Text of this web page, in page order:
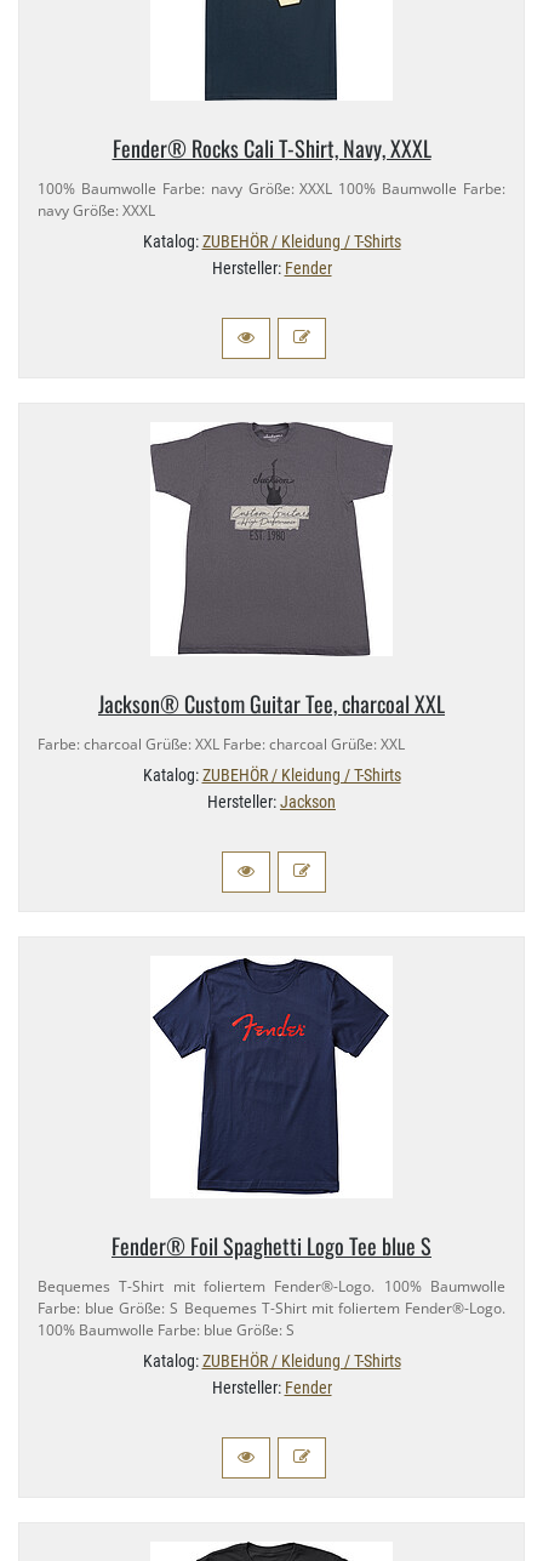
Fender® Rocks Cali T-​Shirt, Navy, XXXL
100% Baumwolle Farbe: navy Größe: XXXL 100% Baumwolle Farbe:
navy Größe: XXXL
Katalog:ZUBEHÖR / Kleidung / T-Shirts
Hersteller: Fender
Jackson® Custom Guitar Tee, charcoal XXL
Farbe: charcoal Grüße: XXL Farbe: charcoal Grüße: XXL
Katalog:ZUBEHÖR / Kleidung / T-Shirts
Hersteller:Jackson
Fender® Foil Spaghetti Logo Tee blue S
Bequemes T-​Shirt mit foliertem Fender®-​Logo. 100% Baumwolle
Farbe: blue Größe: S Bequemes T-​Shirt mit foliertem Fender®-​Logo.
100% Baumwolle Farbe: blue Größe: S
Katalog:ZUBEHÖR / Kleidung / T-Shirts
Hersteller: Fender